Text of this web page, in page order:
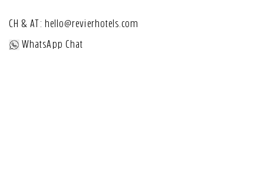
CH & AT: hello@revierhotels.com
WhatsApp Chat